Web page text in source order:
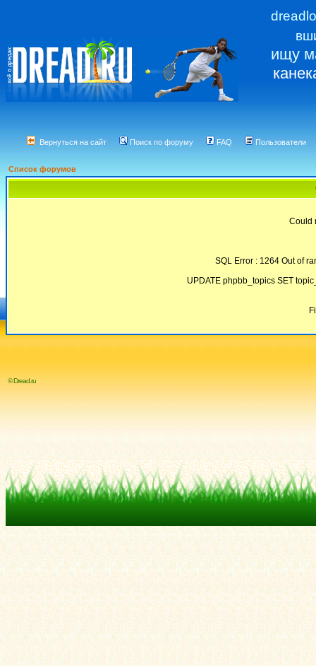
ищу
Вернуться на сайт Поиск по форуму FAQ Пользователи
Список форумов
Could
SQL Error : 1264 Out of
UPDATE phpbb_topics SET
© Dread.ru